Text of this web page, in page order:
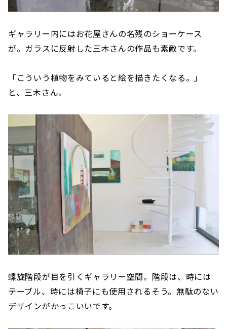
ギャラリー内にはお花屋さんの名残のショーケース
が。ガラスに反射した三木さんの作品も素敵です。
「こういう植物をみていると絵を描きたくなる。」
と、三木さん。
螺旋階段が目を引くギャラリー空間。階段は、時には
テーブル、時には椅子にも使用されるそう。無駄のない
デザインがかっこいいです。